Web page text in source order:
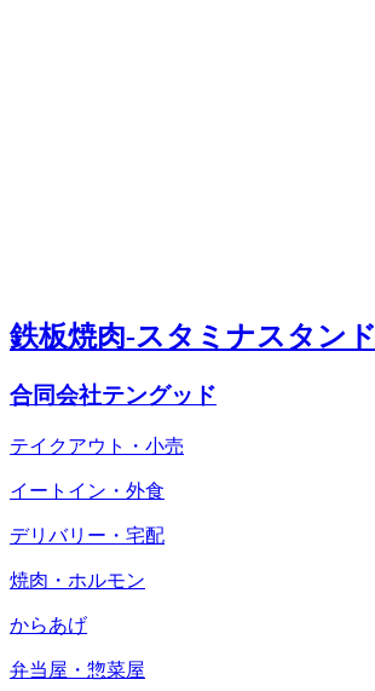
鉄板焼肉-スタミナスタンド
合同会社テングッド
テイクアウト・小売
イートイン・外食
デリバリー・宅配
焼肉・ホルモン
からあげ
弁当屋・惣菜屋